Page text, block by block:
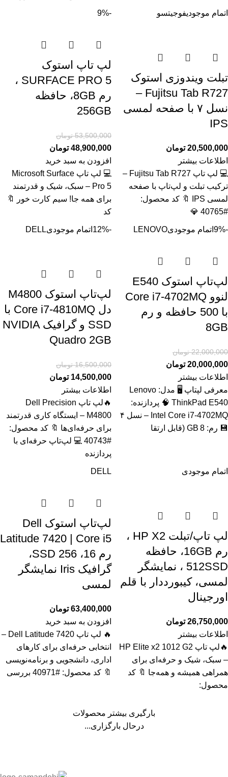
اتمام موجودیفوجیتسو
تبلت ویندوزی استوک
Fujitsu Tab R727 –
نسل ۷ با صفحه لمسی
IPS
20,500,000 تومان
اطلاعات بیشتر
💻 لپ تاپ Fujitsu Tab R727 –
ترکیب تبلت و لپ‌تاپ با صفحه
لمسی IPS 🔖 کد محصول:
#40765 💎
-9%
لپ تاپ استوک
SURFACE PRO 5 ،
رم 8GB، حافظه
256GB
53,500,000 تومان
48,900,000 تومان
افزودن به سبد خرید
💻 لپ تاپ Microsoft Surface
Pro 5 – سبک، شیک و قدرتمند
برای همه جا! سیم کارت خور 🔖
کد
-9% اتمام موجودیLENOVO
لپ‌تاپ استوک E540
لنوو Core i7-4702MQ
با 500 حافظه و رم
8GB
22,000,000 تومان
20,000,000 تومان
اطلاعات بیشتر
معرفی لپتاپ 🖥️ مدل: Lenovo
ThinkPad E540 🧠 پردازنده:
Intel Core i7‑4702MQ – نسل ۴
💾 رم: 8 GB (قابل ارتقا
-12% اتمام موجودیDELL
لپ‌تاپ استوک M4800
دل Core i7-4810MQ با
SSD و گرافیک NVIDIA
Quadro 2GB
16,500,000 تومان
14,500,000 تومان
اطلاعات بیشتر
🔥لپ تاپ Dell Precision
M4800 – ایستگاه کاری قدرتمند
برای حرفه‌ای‌ها 🔖 کد محصول:
#40743 💻 لپ‌تاپ حرفه‌ای با
پردازنده
اتمام موجودی
لپ تاپ/تبلت HP X2 ،
رم 16GB، حافظه
512SSD ، نمایشگر
لمسی، کیبورددار با قلم
اورجینال
26,750,000 تومان
اطلاعات بیشتر
🔥لپ تاپ HP Elite x2 1012 G2
– سبک، شیک و حرفه‌ای برای
همراهی همیشه و همه‌جا 🔖 کد
محصول:
DELL
لپ‌تاپ استوک Dell
Latitude 7420 | Core i5
رم 16، SSD 256،
گرافیک Iris نمایشگر
لمسی
63,400,000 تومان
افزودن به سبد خرید
🔥 لپ تاپ Dell Latitude 7420 –
انتخابی حرفه‌ای برای کارهای
اداری، دانشجویی و برنامه‌نویسی
🔖 کد محصول: #40971 بررسی
بارگیری بیشتر محصولات
درحال بارگزاری...